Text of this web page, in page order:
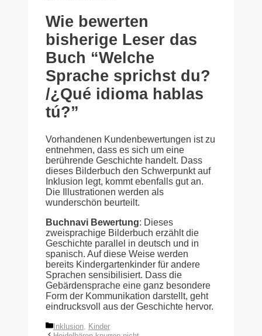
Wie bewerten
bisherige Leser das
Buch “Welche
Sprache sprichst du?
/¿Qué idioma hablas
tú?”
Vorhandenen Kundenbewertungen ist zu
entnehmen, dass es sich um eine
berührende Geschichte handelt. Dass
dieses Bilderbuch den Schwerpunkt auf
Inklusion legt, kommt ebenfalls gut an.
Die Illustrationen werden als
wunderschön beurteilt.
Buchnavi Bewertung: Dieses
zweisprachige Bilderbuch erzählt die
Geschichte parallel in deutsch und in
spanisch. Auf diese Weise werden
bereits Kindergartenkinder für andere
Sprachen sensibilisiert. Dass die
Gebärdensprache eine ganz besondere
Form der Kommunikation darstellt, geht
eindrucksvoll aus der Geschichte hervor.
Kategorien
Inklusion, Kinder